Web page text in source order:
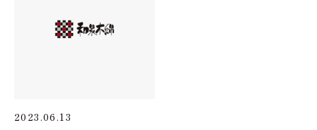
2023.06.13